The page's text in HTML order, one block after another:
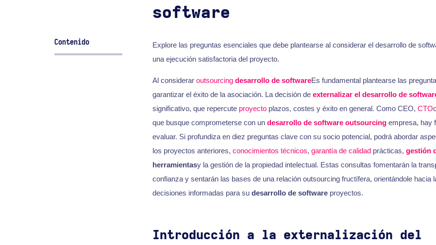
Contenido
software
Explore las preguntas esenciales que debe plantearse al considerar el desarrollo de
una ejecución satisfactoria del proyecto.
Al considerar outsourcing desarrollo de softwareEs fundamental plantearse las
garantizar el éxito de la asociación. La decisión de externalizar el desarrollo de
significativo, que repercute proyectoplazos, costes y éxito en general. Como CEO, CTO
que busque comprometerse con un desarrollo de software outsourcingempresa, hay
evaluar. Si profundiza en diez preguntas clave con su socio potencial, podrá abordar
los proyectos anteriores, conocimientos técnicos, garantía de calidadprácticas, gestión
herramientasy la gestión de la propiedad intelectual. Estas consultas fomentarán la
confianza y sentarán las bases de una relación outsourcing fructífera, orientándole hacia
decisiones informadas para su desarrollo de softwareproyectos.
Introducción a la externalización del